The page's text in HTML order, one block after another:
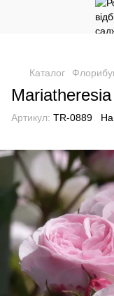
Каталог
Mariatheresia
Артикул: TR-0889